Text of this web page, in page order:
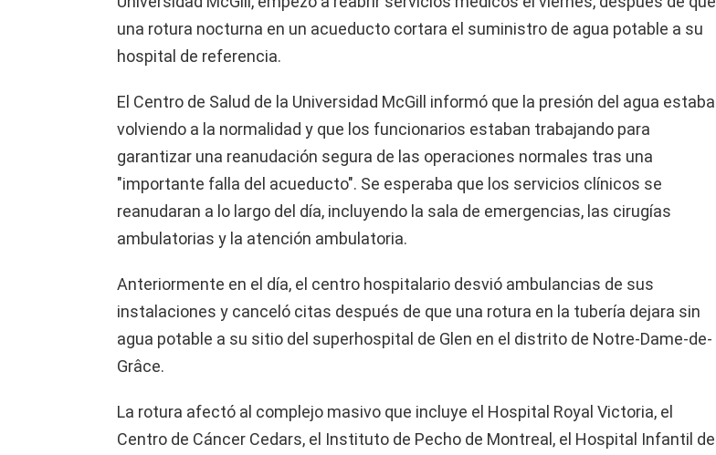
una rotura nocturna en un acueducto cortara el suministro de agua potable a su
hospital de referencia.
El Centro de Salud de la Universidad McGill informó que la presión del agua estaba
volviendo a la normalidad y que los funcionarios estaban trabajando para
garantizar una reanudación segura de las operaciones normales tras una
"importante falla del acueducto". Se esperaba que los servicios clínicos se
reanudaran a lo largo del día, incluyendo la sala de emergencias, las cirugías
ambulatorias y la atención ambulatoria.
Anteriormente en el día, el centro hospitalario desvió ambulancias de sus
instalaciones y canceló citas después de que una rotura en la tubería dejara sin
agua potable a su sitio del superhospital de Glen en el distrito de Notre-Dame-de-
Grâce.
La rotura afectó al complejo masivo que incluye el Hospital Royal Victoria, el
Centro de Cáncer Cedars, el Instituto de Pecho de Montreal, el Hospital Infantil de